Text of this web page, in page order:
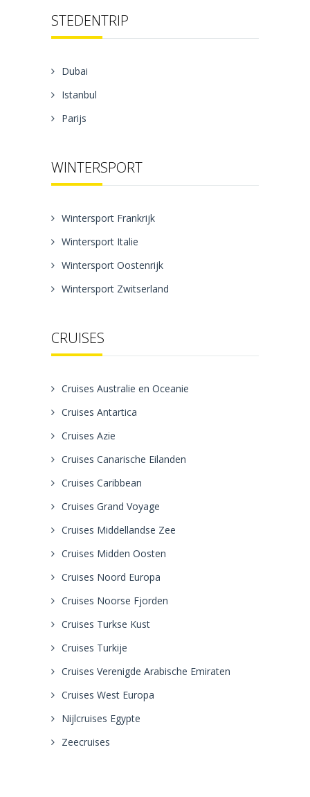
STEDENTRIP
Dubai
Istanbul
Parijs
WINTERSPORT
Wintersport Frankrijk
Wintersport Italie
Wintersport Oostenrijk
Wintersport Zwitserland
CRUISES
Cruises Australie en Oceanie
Cruises Antartica
Cruises Azie
Cruises Canarische Eilanden
Cruises Caribbean
Cruises Grand Voyage
Cruises Middellandse Zee
Cruises Midden Oosten
Cruises Noord Europa
Cruises Noorse Fjorden
Cruises Turkse Kust
Cruises Turkije
Cruises Verenigde Arabische Emiraten
Cruises West Europa
Nijlcruises Egypte
Zeecruises